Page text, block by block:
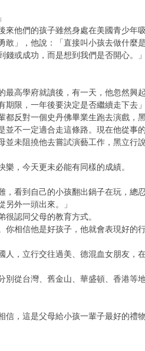
他們的孩子雖然身處在美國青少年
」，他說：「直接叫小孩去做什麼
或成功，而是想到我們是否開心。」
高學府就讀後，有一天，他忽然興
限，一年後要決定是否繼續走下去」
反對一個史丹佛畢業生跑去演戲，
不一定適合走這條路。現在他從事
未阻撓他去嘗試演藝工作，黑立行
，今天更未必能有同樣的成績。
看到自己的小孩翻出鍋子在玩，總
外一頭出來。」
認同父母的教育方式。
相信他是好孩子，他就會表現好的行
人，立行交往過美、德混血女朋友
從台灣、舊金山、華盛頓、香港等
，這是父母給小孩一輩子最好的禮物